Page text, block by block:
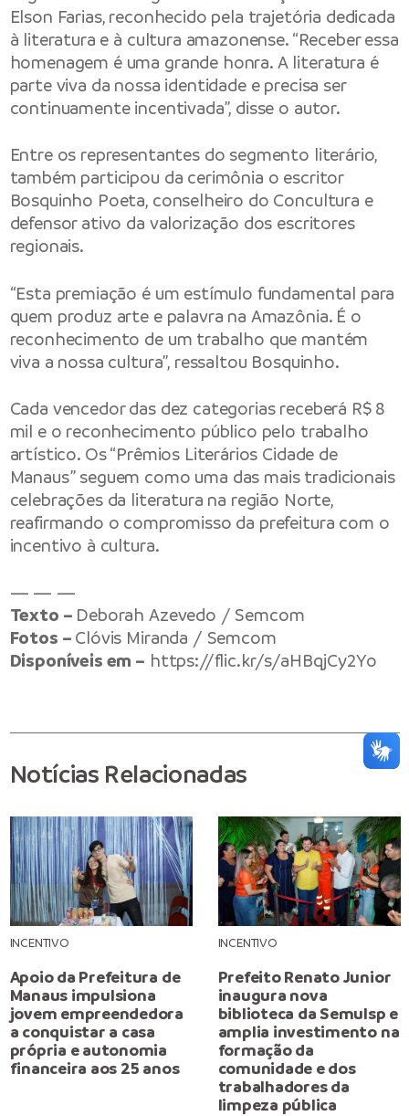
Elson Farias, reconhecido pela trajetória dedicada
à literatura e à cultura amazonense. “Receber essa
homenagem é uma grande honra. A literatura é
parte viva da nossa identidade e precisa ser
continuamente incentivada”, disse o autor.
Entre os representantes do segmento literário,
também participou da cerimônia o escritor
Bosquinho Poeta, conselheiro do Concultura e
defensor ativo da valorização dos escritores
regionais.
“Esta premiação é um estímulo fundamental para
quem produz arte e palavra na Amazônia. É o
reconhecimento de um trabalho que mantém
viva a nossa cultura”, ressaltou Bosquinho.
Cada vencedor das dez categorias receberá R$ 8
mil e o reconhecimento público pelo trabalho
artístico. Os “Prêmios Literários Cidade de
Manaus” seguem como uma das mais tradicionais
celebrações da literatura na região Norte,
reafirmando o compromisso da prefeitura com o
incentivo à cultura.
— — —
Texto – Deborah Azevedo / Semcom
Fotos – Clóvis Miranda / Semcom
Disponíveis em – https://flic.kr/s/aHBqjCy2Yo
Notícias Relacionadas
INCENTIVO
Apoio da Prefeitura de
Manaus impulsiona
jovem empreendedora
a conquistar a casa
própria e autonomia
financeira aos 25 anos
INCENTIVO
Prefeito Renato Junior
inaugura nova
biblioteca da Semulsp e
amplia investimento na
formação da
comunidade e dos
trabalhadores da
limpeza pública